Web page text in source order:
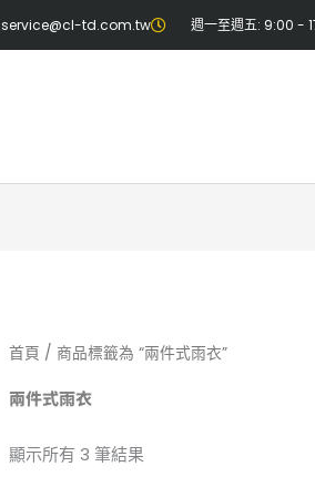
service@cl-td.com.tw 週一至週五: 9:00 -
首頁 / 商品標籤為 “兩件式雨衣”
兩件式雨衣
顯示所有 3 筆結果